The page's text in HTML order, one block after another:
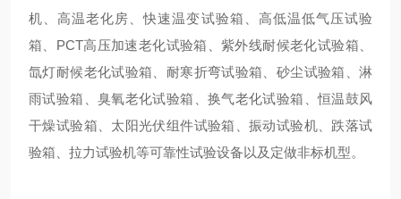
机、高温老化房、快速温变试验箱、高低温低气压试验
箱、PCT高压加速老化试验箱、紫外线耐候老化试验箱、
氙灯耐候老化试验箱、耐寒折弯试验箱、砂尘试验箱、淋
雨试验箱、臭氧老化试验箱、换气老化试验箱、恒温鼓风
干燥试验箱、太阳光伏组件试验箱、振动试验机、跌落试
验箱、拉力试验机等可靠性试验设备以及定做非标机型。